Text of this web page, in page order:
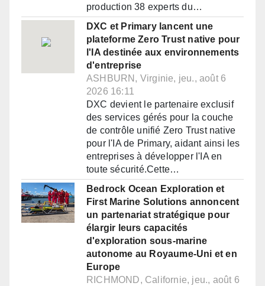
production 38 experts du…
DXC et Primary lancent une
plateforme Zero Trust native pour
l'IA destinée aux environnements
d'entreprise
ASHBURN, Virginie, jeu., août 6
2026 16:11
DXC devient le partenaire exclusif
des services gérés pour la couche
de contrôle unifié Zero Trust native
pour l'IA de Primary, aidant ainsi les
entreprises à développer l'IA en
toute sécurité.Cette…
Bedrock Ocean Exploration et
First Marine Solutions annoncent
un partenariat stratégique pour
élargir leurs capacités
d'exploration sous-marine
autonome au Royaume-Uni et en
Europe
RICHMOND, Californie, jeu., août 6